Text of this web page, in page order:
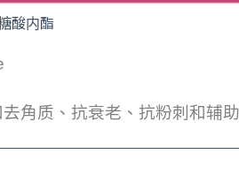
酸内酯
角质、抗衰老、抗粉刺和辅